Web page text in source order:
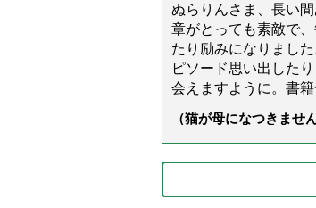
ぬらりんさま、長い
章がとっても素敵で
たり励みになりまし
ピソード思い出した
会えますように。書
（猫が母になつきま